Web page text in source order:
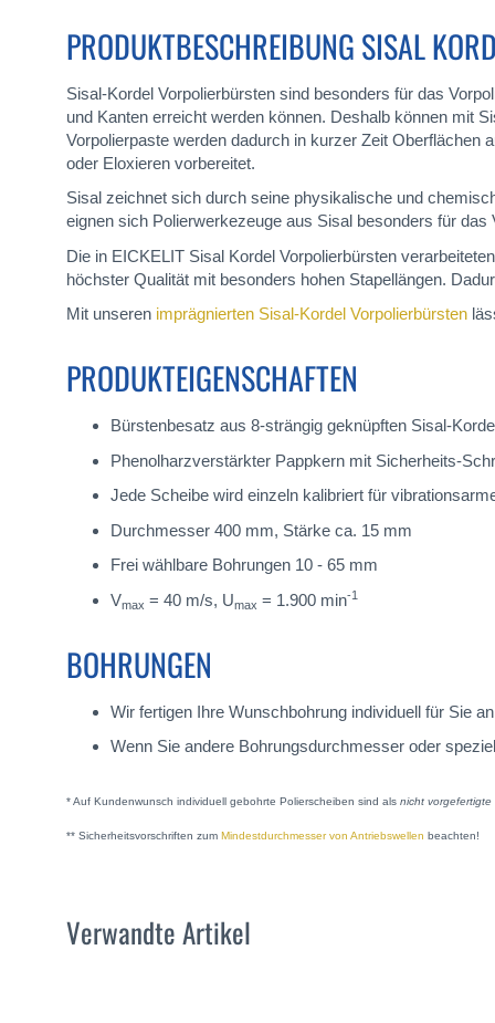
PRODUKTBESCHREIBUNG SISAL
Sisal-Kordel Vorpolierbürsten sind besonders für das
und Kanten erreicht werden können. Deshalb können mit
Vorpolierpaste werden dadurch in kurzer Zeit Oberflächen
oder Eloxieren vorbereitet.
Sisal zeichnet sich durch seine physikalische und
eignen sich Polierwerkezeuge aus Sisal besonders für das
Die in EICKELIT Sisal Kordel Vorpolierbürsten
höchster Qualität mit besonders hohen Stapellängen.
Mit unseren imprägnierten Sisal-Kordel Vorpolierbürsten
PRODUKTEIGENSCHAFTEN
Bürstenbesatz aus 8-strängig geknüpften Sisal-
Phenolharzverstärkter Pappkern mit Sicherheits-
Jede Scheibe wird einzeln kalibriert für
Durchmesser 400 mm, Stärke ca. 15 mm
Frei wählbare Bohrungen 10 - 65 mm
Vmax = 40 m/s, Umax = 1.900 min-1
BOHRUNGEN
Wir fertigen Ihre Wunschbohrung individuell für Sie
Wenn Sie andere Bohrungsdurchmesser oder
* Auf Kundenwunsch individuell gebohrte Polierscheiben sind als nicht vorgefertigte
** Sicherheitsvorschriften zum Mindestdurchmesser von Antriebswellen beachten!
Verwandte Artikel